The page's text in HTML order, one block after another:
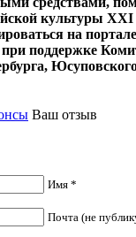
культуры ХХI
на
поддержке
Ваш отзыв
Имя *
Почта (не